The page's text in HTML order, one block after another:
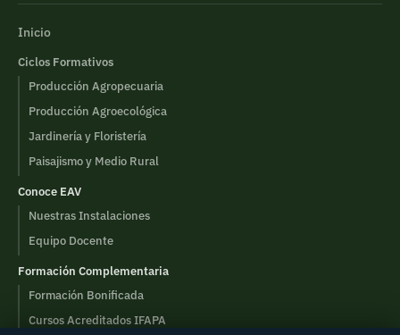
Inicio
Ciclos Formativos
Producción Agropecuaria
Producción Agroecológica
Jardinería y Floristería
Paisajismo y Medio Rural
Conoce EAV
Nuestras Instalaciones
Equipo Docente
Formación Complementaria
Formación Bonificada
Cursos Acreditados IFAPA